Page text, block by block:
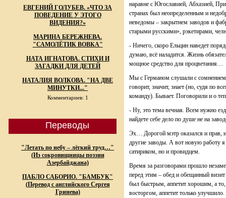
ЕВГЕНИЙ ГОЛУБЕВ. «ЧТО ЗА
ПОВЕДЕНИЕ У ЭТОГО
ВИДЕНИЯ?»
МАРИНА БЕРЕЖНЕВА.
"САМОЛЁТИК ВОВКА"
НАТА ИГНАТОВА. СТИХИ И
ЗАГАДКИ ДЛЯ ДЕТЕЙ
НАТАЛИЯ ВОЛКОВА. "НА ДВЕ
МИНУТКИ..."
Комментариев: 1
Переводы
"Летать по небу – лёгкий труд…"
(Из сокровищницы поэзии
Азербайджана)
ПАБЛО САБОРИО. "БАМБУК"
(Перевод с английского Сергея
Гринева)
наравне с Югославией, Абхазией,
странах был неопределенным и
неведомы – закрытием заводов и
старыми русскими», рэкетирами,
- Ничего, скоро Ельцин наведет
думаю, всё наладится. Жизнь
мощное средство для процветания…
Мы с Германом слушали с
говорит, значит, знает (но, судя по
команду). Бывает. Поговорили и о
- Ну, это тема вечная. Всем нужно
найдете себе дело по душе не на
Эх… Дорогой мэтр оказался и прав,
другие заводы. А вот новую работу
сатириком, но и провидцем.
Время за разговорами прошло
перед этим – обед и обещанный
был быстрым, аппетит хорошим, а
восторгом, аппетит только